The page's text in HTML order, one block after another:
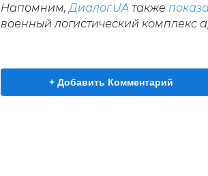
Напомним,Диалог.UAтакже
военный логистический комплекс
+ Добавить Комментарий